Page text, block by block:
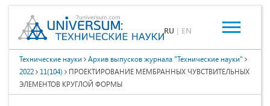
RU | EN
Технические науки
Архив выпусков журнала "Технические науки"
2022
11(104)
ПРОЕКТИРОВАНИЕ МЕМБРАННЫХ ЧУВСТВИТЕЛЬНЫХ
ЭЛЕМЕНТОВ КРУГЛОЙ ФОРМЫ